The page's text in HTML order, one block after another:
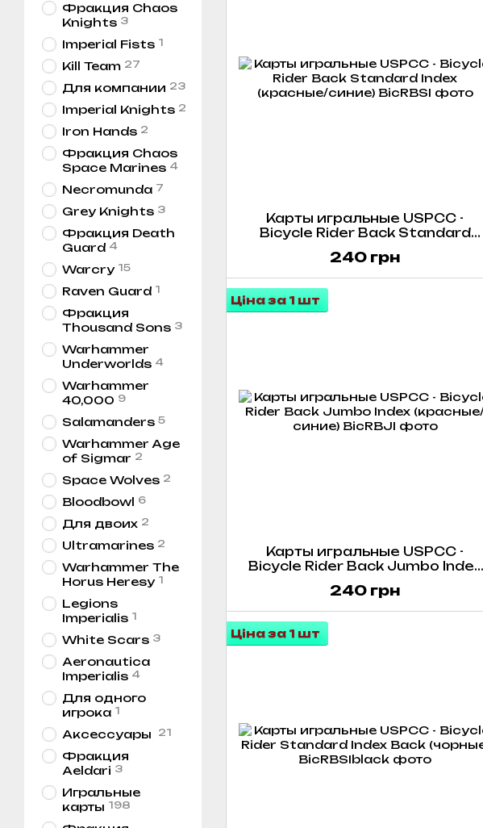
Карты игральные USPCC -
Bicycle Rider Back Standard
240 грн
Ціна за 1 шт
Карты игральные USPCC -
Bicycle Rider Back Jumbo Index
240 грн
Ціна за 1 шт
Фракция Chaos
Knights 3
Imperial Fists 1
Kill Team 27
Для компании 23
Imperial Knights 2
Iron Hands 2
Фракция Chaos
Space Marines 4
Necromunda 7
Grey Knights 3
Фракция Death
Guard 4
Warcry 15
Raven Guard 1
Фракция
Thousand Sons 3
Warhammer
Underworlds 4
Warhammer
40,000 9
Salamanders 5
Warhammer Age
of Sigmar 2
Space Wolves 2
Bloodbowl 6
Для двоих 2
Ultramarines 2
Warhammer The
Horus Heresy 1
Legions
Imperialis 1
White Scars 3
Aeronautica
Imperialis 4
Для одного
игрока 1
Аксессуары 21
Фракция
Aeldari 3
Игральные
карты 198